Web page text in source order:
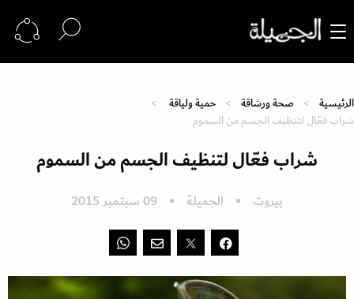
الرئيسية صحة ورشاقة
حمية ولياقة
شراب فعّال لتنظيف الجسم من السموم
شراب فعّال لتنظيف الجسم من السموم
بيروت الجميلة 09 سبتمبر 2015